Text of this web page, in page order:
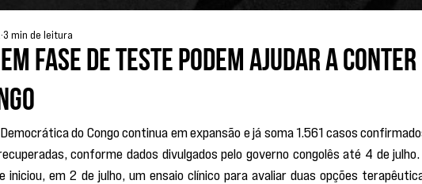
fase de teste podem ajudar a conter
3 min de leitura
do Congo continua em expansão e já soma 1.561 casos
conforme dados divulgados pelo governo congolês até 4 de
iniciou, em 2 de julho, um ensaio clínico para avaliar duas opções